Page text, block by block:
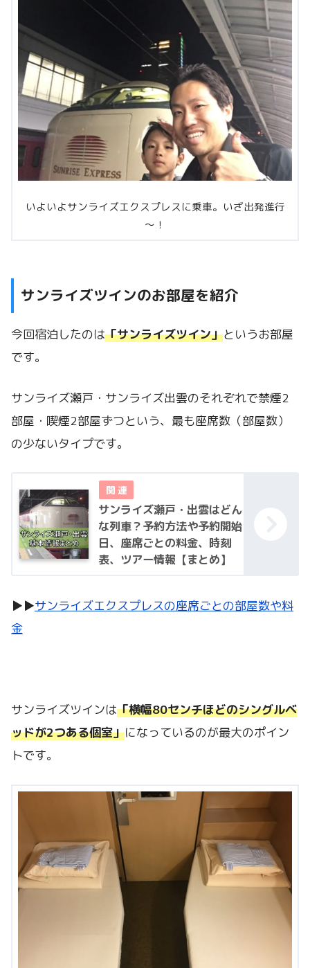
いよいよサンライズエクスプレスに乗車。いざ出発進行
～！
サンライズツインのお部屋を紹介
今回宿泊したのは「サンライズツイン」というお部屋
です。
サンライズ瀬戸・サンライズ出雲のそれぞれで禁煙2
部屋・喫煙2部屋ずつという、最も座席数（部屋数）
の少ないタイプです。
サンライズ瀬戸・出雲はどん
な列車？予約方法や予約開始
日、座席ごとの料金、時刻
表、ツアー情報【まとめ】
▶▶サンライズエクスプレスの座席ごとの部屋数や料
金
サンライズツインは「横幅80センチほどのシングルベ
ッドが2つある個室」になっているのが最大のポイン
トです。